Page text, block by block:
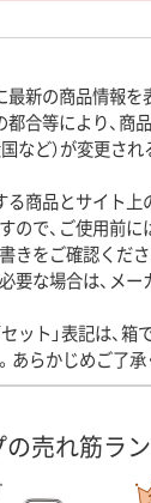
最新の商品情報
合等により、商品
など）が変更さ
る商品とサイト
ので、ご使用前
きをご確認くださ
要な場合は、メ
ット」表記は、
あらかじめご了承
売れ筋ラ